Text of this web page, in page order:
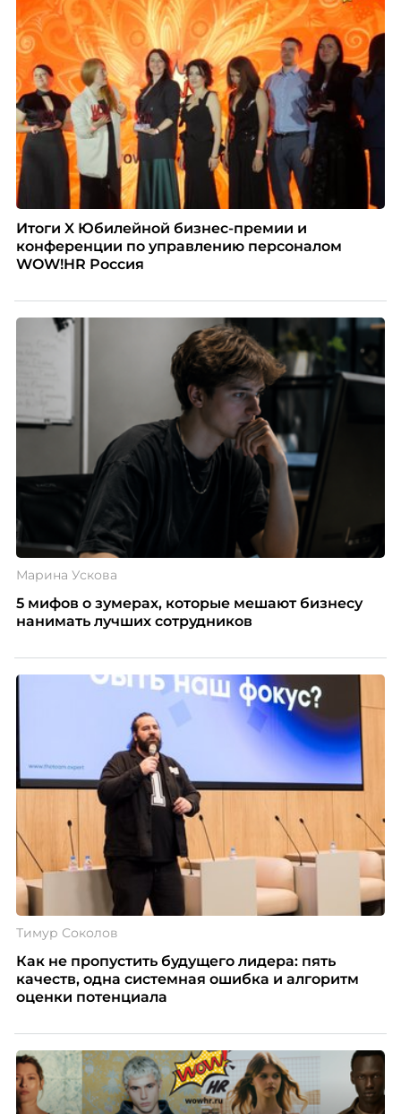
Итоги X Юбилейной бизнес-премии и
конференции по управлению персоналом
WOW!HR Россия
Марина Ускова
5 мифов о зумерах, которые мешают бизнесу
нанимать лучших сотрудников
Тимур Соколов
Как не пропустить будущего лидера: пять
качеств, одна системная ошибка и алгоритм
оценки потенциала